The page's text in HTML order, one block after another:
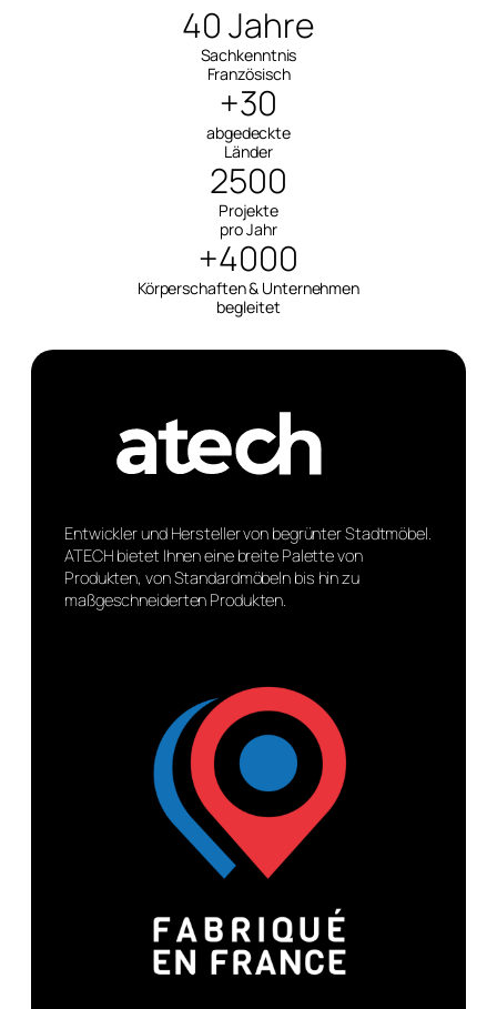
40 Jahre
Sachkenntnis
Französisch
+30
abgedeckte
Länder
2500
Projekte
pro Jahr
+4000
Körperschaften & Unternehmen
begleitet
Entwickler und Hersteller von begrünter Stadtmöbel.
ATECH bietet Ihnen eine breite Palette von
Produkten, von Standardmöbeln bis hin zu
maßgeschneiderten Produkten.